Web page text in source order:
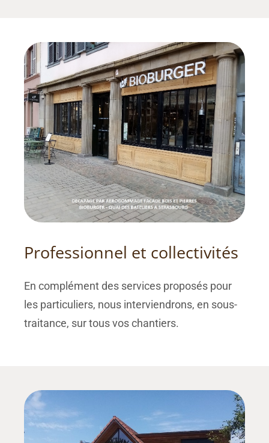
Professionnel et collectivités
En complément des services proposés pour
les particuliers, nous interviendrons, en sous-
traitance, sur tous vos chantiers.